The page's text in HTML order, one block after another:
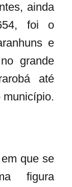
ainda
foi o
e
grande
até
município.
que se
figura